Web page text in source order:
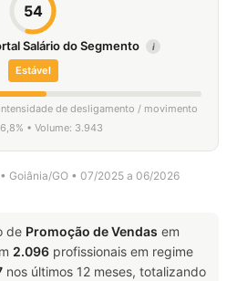
54
Salário do Segmento i
Estável
de desligamento / movimento
• Volume: 3.943
Goiânia/GO • 07/2025 a 06/2026
de Promoção de Vendas em
2.096 profissionais em regime
nos últimos 12 meses, totalizando